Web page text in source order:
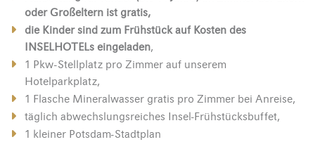
oder Großeltern ist gratis,
die Kinder sind zum Frühstück auf Kosten des
INSELHOTELs eingeladen,
1 Pkw-Stellplatz pro Zimmer auf unserem
Hotelparkplatz,
1 Flasche Mineralwasser gratis pro Zimmer bei Anreise,
täglich abwechslungsreiches Insel-Frühstücksbuffet,
1 kleiner Potsdam-Stadtplan